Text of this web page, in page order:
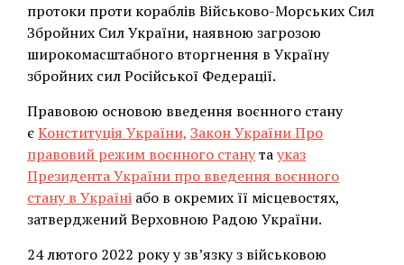
протоки проти кораблів Військово-Морських Сил
Збройних Сил України, наявною загрозою
широкомасштабного вторгнення в Україну
збройних сил Російської Федерації.
Правовою основою введення воєнного стану
єКонституція України, Закон України Про
правовий режим воєнного станутауказ
Президента України про введення воєнного
стану в Україні або в окремих її місцевостях,
затверджений Верховною Радою України.
24 лютого 2022 року у зв’язку з військовою